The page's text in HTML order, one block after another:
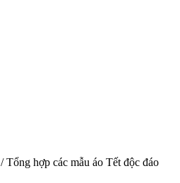
/ Tổng hợp các mẫu áo Tết độc đáo